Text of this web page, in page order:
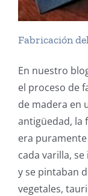
Fabricación
En nuestro
el proceso de
de madera en
antigüedad, la
era
cada varilla,
y se pintaban
vegetales,